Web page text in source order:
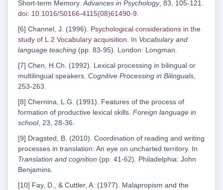
Short-term Memory.Advances in Psychology, 83, 105-121.
doi: 10.1016/S0166-4115(08)61490-9.
[6] Channel, J. (1996). Psychological considerations in the
study of L.2 Vocabulary acquisition. In Vocabulary and
language teaching (pp. 83-95). London: Longman.
[7] Chen, H.Ch. (1992). Lexical processing in bilingual or
multilingual speakers. Cognitive Processing in Bilinguals,
253-263.
[8] Chernina, L.G. (1991). Features of the process of
formation of productive lexical skills. Foreign language in
school, 23, 28-36.
[9] Dragsted, B. (2010). Coordination of reading and writing
processes in translation: An eye on uncharted territory. In
Translation and cognition (pp. 41-62). Philadelphia: John
Benjamins.
[10] Fay, D., & Cuttler, A. (1977). Malapropism and the